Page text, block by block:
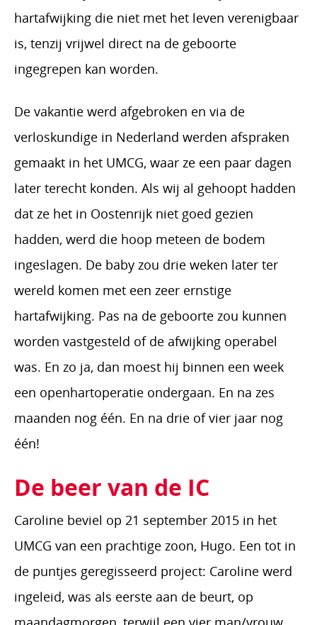
hartafwijking die niet met het leven verenigbaar
is, tenzij vrijwel direct na de geboorte
ingegrepen kan worden.
De vakantie werd afgebroken en via de
verloskundige in Nederland werden afspraken
gemaakt in het UMCG, waar ze een paar dagen
later terecht konden. Als wij al gehoopt hadden
dat ze het in Oostenrijk niet goed gezien
hadden, werd die hoop meteen de bodem
ingeslagen. De baby zou drie weken later ter
wereld komen met een zeer ernstige
hartafwijking. Pas na de geboorte zou kunnen
worden vastgesteld of de afwijking operabel
was. En zo ja, dan moest hij binnen een week
een openhartoperatie ondergaan. En na zes
maanden nog één. En na drie of vier jaar nog
één!
De beer van de IC
Caroline beviel op 21 september 2015 in het
UMCG van een prachtige zoon, Hugo. Een tot in
de puntjes geregisseerd project: Caroline werd
ingeleid, was als eerste aan de beurt, op